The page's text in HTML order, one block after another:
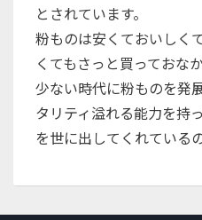
とされています。
粉ものは安くておいしく
くてもさっと買っておな
少ない時代に粉ものを発
タリティ溢れる能力を持
を世に出してくれているの